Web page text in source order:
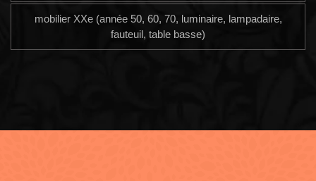
mobilier XXe (année 50, 60, 70, luminaire, lampadaire,
fauteuil, table basse)